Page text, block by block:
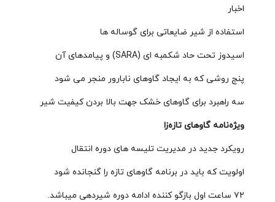
اخبار
استفاده از شیر ضایعاتی برای گوساله ها
اسیدوز تحت حاد شکمبه ای (SARA) و پیامدهای آن
پنج روشی که به ایجاد گاوهای نابارور منجر می شود
سه راهبرد برای گاوهای خشک جهت بالا بردن کیفیت شیر
ویژه‌نامه گاوهای تازه‌زا
رویکرد جدید در مدیریت تلیسه های دوره انتقال
اولویت که باید در برنامه گاوهای تازه را گنجانده شود
۷۲ ساعت اول بازگو کننده ادامه دوره شیردهی میباشد.